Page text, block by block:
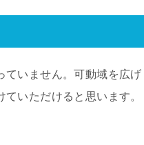
ていません。可動域を広げ
いただけると思います。